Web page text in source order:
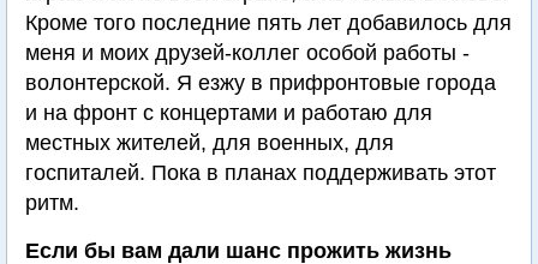
Кроме того последние пять лет добавилось для
меня и моих друзей-коллег особой работы -
волонтерской. Я езжу в прифронтовые города
и на фронт с концертами и работаю для
местных жителей, для военных, для
госпиталей. Пока в планах поддерживать этот
ритм.
Если бы вам дали шанс прожить жизнь